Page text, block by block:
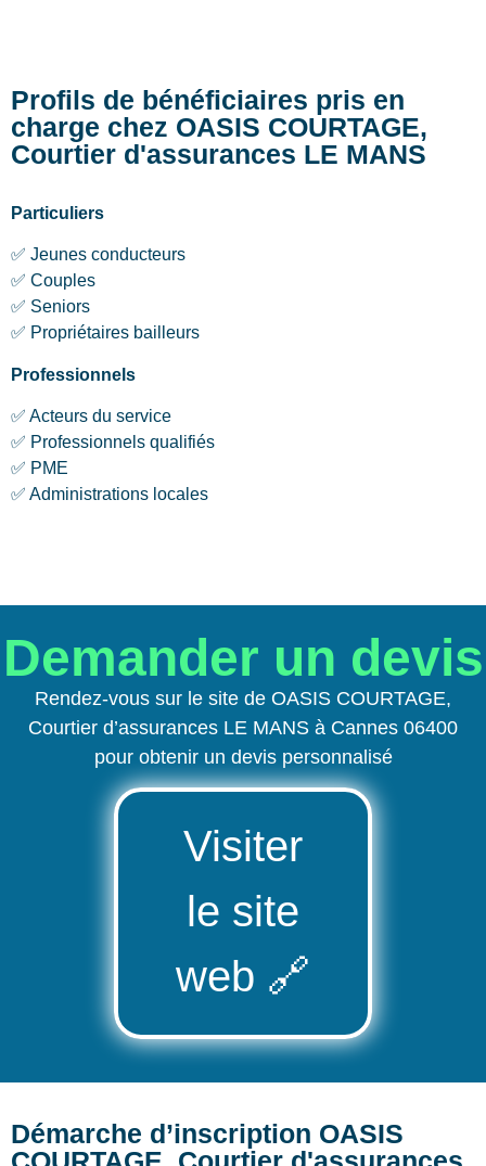
Profils de bénéficiaires pris en
charge chez OASIS COURTAGE,
Courtier d'assurances LE MANS
Particuliers
✅ Jeunes conducteurs
✅ Couples
✅ Seniors
✅ Propriétaires bailleurs
Professionnels
✅ Acteurs du service
✅ Professionnels qualifiés
✅ PME
✅ Administrations locales
Demander un devis
Rendez-vous sur le site de OASIS COURTAGE,
Courtier d’assurances LE MANS à Cannes 06400
pour obtenir un devis personnalisé
Visiter
le site
web 🔗
Démarche d’inscription OASIS